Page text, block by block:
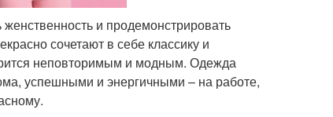
и продемонстрировать
сочетают в себе классику и
неповторимым и модным. Одежда
успешными и энергичными – на работе,